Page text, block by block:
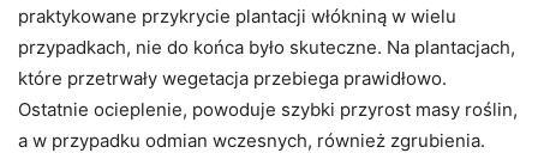
praktykowane przykrycie plantacji włókniną w wielu
przypadkach, nie do końca było skuteczne. Na plantacjach,
które przetrwały wegetacja przebiega prawidłowo.
Ostatnie ocieplenie, powoduje szybki przyrost masy roślin,
a w przypadku odmian wczesnych, również zgrubienia.